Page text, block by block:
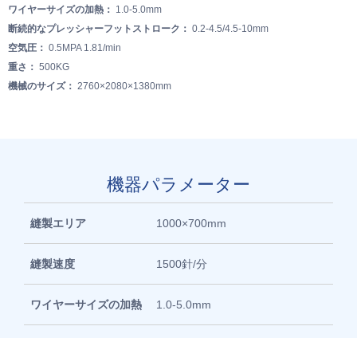
ワイヤーサイズの加熱： 1.0-5.0mm
断続的なプレッシャーフットストローク： 0.2-4.5/4.5-10mm
空気圧： 0.5MPA 1.81/min
重さ： 500KG
機械のサイズ： 2760×2080×1380mm
機器パラメーター
縫製エリア 1000×700mm
縫製速度 1500針/分
ワイヤーサイズの加熱 1.0-5.0mm